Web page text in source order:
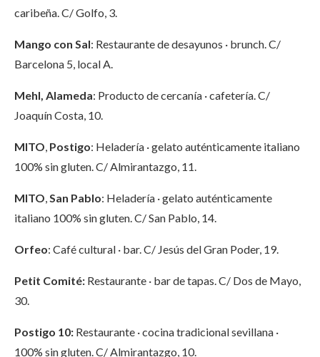
caribeña. C/ Golfo, 3.
Mango con Sal: Restaurante de desayunos · brunch. C/
Barcelona 5, local A.
Mehl, Alameda: Producto de cercanía · cafetería. C/
Joaquín Costa, 10.
MITO Postigo: Heladería · gelato auténticamente italiano
100% sin gluten. C/ Almirantazgo, 11.
MITO San Pablo: Heladería · gelato auténticamente
italiano 100% sin gluten. C/ San Pablo, 14.
Orfeo: Café cultural · bar. C/ Jesús del Gran Poder, 19.
Petit Comité: Restaurante · bar de tapas. C/ Dos de Mayo,
30.
Postigo 10: Restaurante · cocina tradicional sevillana ·
100% sin gluten. C/ Almirantazgo, 10.